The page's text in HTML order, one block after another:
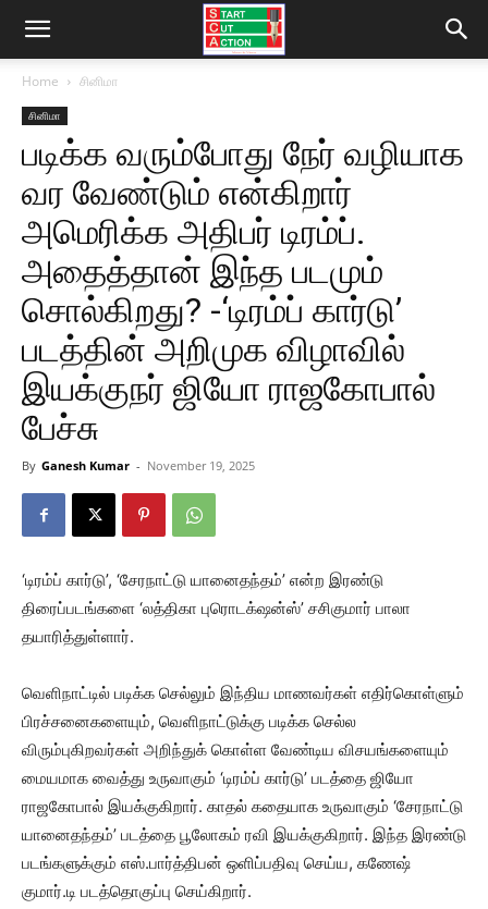
Home சினிமா
சினிமா
படிக்க வரும்போது நேர் வழியாக
வர வேண்டும் என்கிறார்
அமெரிக்க அதிபர் டிரம்ப்.
அதைத்தான் இந்த படமும்
சொல்கிறது? -‘டிரம்ப் கார்டு’
படத்தின் அறிமுக விழாவில்
இயக்குநர் ஜியோ ராஜகோபால்
பேச்சு
By Ganesh Kumar - November 19, 2025
‘டிரம்ப் கார்டு’, ‘சேரநாட்டு யானைதந்தம்’ என்ற இரண்டு
திரைப்படங்களை ‘லத்திகா புரொடக்‌ஷன்ஸ்’ சசிகுமார் பாலா
தயாரித்துள்ளார்.
வெளிநாட்டில் படிக்க செல்லும் இந்திய மாணவர்கள் எதிர்கொள்ளும்
பிரச்சனைகளையும், வெளிநாட்டுக்கு படிக்க செல்ல
விரும்புகிறவர்கள் அறிந்துக் கொள்ள வேண்டிய விசயங்களையும்
மையமாக வைத்து உருவாகும் ‘டிரம்ப் கார்டு’ படத்தை ஜியோ
ராஜகோபால் இயக்குகிறார். காதல் கதையாக உருவாகும் ‘சேரநாட்டு
யானைதந்தம்’ படத்தை பூலோகம் ரவி இயக்குகிறார். இந்த இரண்டு
படங்களுக்கும் எஸ்.பார்த்திபன் ஒளிப்பதிவு செய்ய, கணேஷ்
குமார்.டி படத்தொகுப்பு செய்கிறார்.